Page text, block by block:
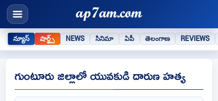
న్యూస్ షార్ట్స్ NEWS సినిమా ఏపీ తెలంగాణ REVIEWS
గుంటూరు జిల్లాలో యువకుడి దారుణ హత్య